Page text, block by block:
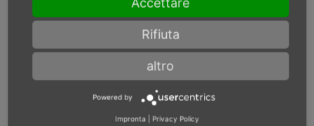
Rifiuta
altro
Powered by
Impronta Privacy Policy